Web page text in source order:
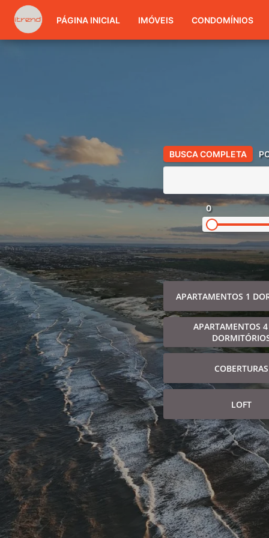
PÁGINA INICIAL IMÓVEIS CONDOMÍNIOS
BUSCA COMPLETA
0
APARTAMENTOS 1
APARTAMENTOS
COBERTURAS
LOFT